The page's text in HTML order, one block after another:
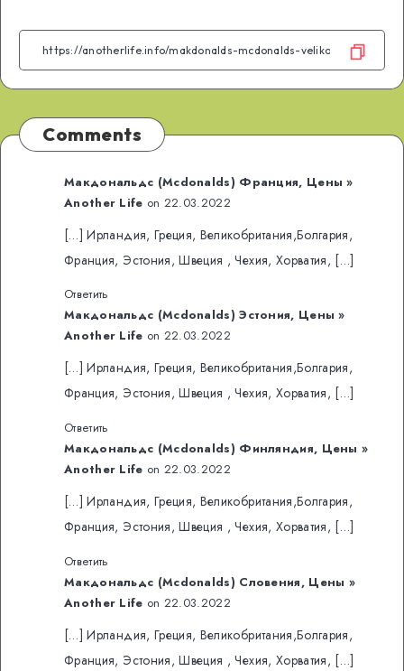
FacebookTwitterTelegram
VK
Email
Comments
Макдональдс (Mcdonalds) Франция, Цены »
Another Life on 22.03.2022
[…] Ирландия, Греция, Великобритания,Болгария,
Франция, Эстония, Швеция , Чехия, Хорватия, […]
Ответить
Макдональдс (Mcdonalds) Эстония, Цены »
Another Life on 22.03.2022
[…] Ирландия, Греция, Великобритания,Болгария,
Франция, Эстония, Швеция , Чехия, Хорватия, […]
Ответить
Макдональдс (Mcdonalds) Финляндия, Цены »
Another Life on 22.03.2022
[…] Ирландия, Греция, Великобритания,Болгария,
Франция, Эстония, Швеция , Чехия, Хорватия, […]
Ответить
Макдональдс (Mcdonalds) Словения, Цены »
Another Life on 22.03.2022
[…] Ирландия, Греция, Великобритания,Болгария,
Франция, Эстония, Швеция , Чехия, Хорватия, […]